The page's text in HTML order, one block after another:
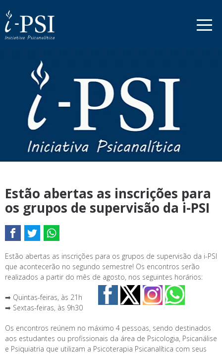
Estão abertas as inscrições para
os grupos de supervisão da i-PSI
Estão abertas as inscrições para os grupos de supervisão da i-PSI
que acontecerão no segundo semestre! Os encontros serão
realizados a partir do mês de agosto, nos seguintes horários:
➡ Quintas-feiras, às 21h
➡ Sextas-feiras, às 9h30
Os encontros reúnem no máximo 4 pessoas, sendo destinados
aos estudantes ou profissionais da área de Psicologia, Psicanálise
e Psiquiatria que utilizam a Psicoterapia Psicanalítica com seus